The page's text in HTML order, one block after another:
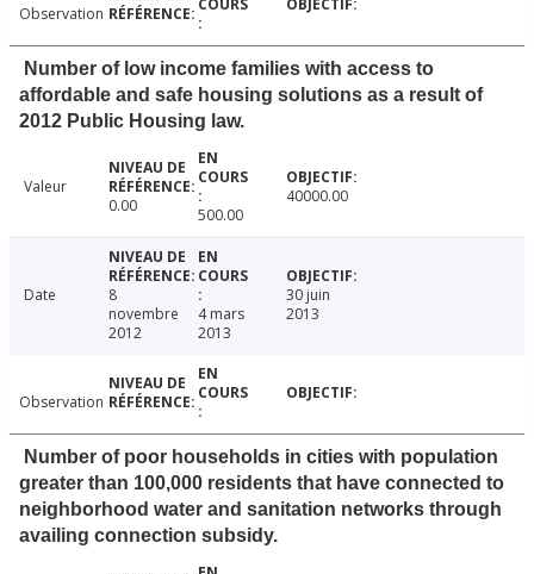
Observation
Number of low income families with access to
affordable and safe housing solutions as a result of
2012 Public Housing law.
Valeur
0.00
500.00
40000.00
Date
8
novembre
2012
4 mars
2013
30 juin
2013
Observation
Number of poor households in cities with population
greater than 100,000 residents that have connected to
neighborhood water and sanitation networks through
availing connection subsidy.